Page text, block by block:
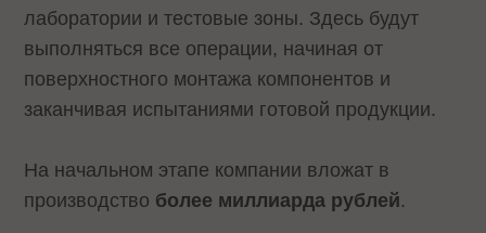
лаборатории и тестовые зоны. Здесь будут
выполняться все операции, начиная от
поверхностного монтажа компонентов и
заканчивая испытаниями готовой продукции.
На начальном этапе компании вложат в
производство более миллиарда рублей.